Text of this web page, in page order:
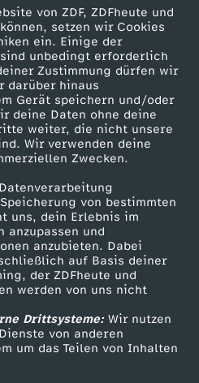
von ZDF, ZDFheute und
setzen wir Cookies
ein. Einige der
unbedingt erforderlich
Zustimmung dürfen wir
darüber hinaus
Gerät speichern und/oder
deine Daten ohne deine
weiter, die nicht unsere
Wir verwenden deine
Zwecken.
von bestimmten
uns, dein Erlebnis im
anzupassen und
anzubieten. Dabei
auf Basis deiner
der ZDFheute und
werden von uns nicht
Drittsysteme:Wir nutzen
von anderen
um das Teilen von Inhalten
Service
ZDFmitreden
Kontakt zum ZDF
Tickets
Zuschauerservice
Hilfe